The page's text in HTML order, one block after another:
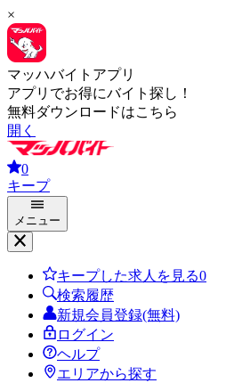
×
マッハバイトアプリ
アプリでお得にバイト探し！
無料ダウンロードはこちら
開く
0
キープ
メニュー
キープした求人を見る0
検索履歴
新規会員登録(無料)
ログイン
ヘルプ
エリアから探す